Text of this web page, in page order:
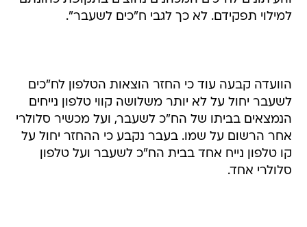
למילוי תפקידם. לא כך לגבי ח"כים לשעבר".
הוועדה קבעה עוד כי החזר הוצאות הטלפון לח"כים
לשעבר יחול על לא יותר משלושה קווי טלפון נייחים
הנמצאים בביתו של הח"כ לשעבר, ועל מכשיר סלולרי
אחר הרשום על שמו. בעבר נקבע כי ההחזר יחול על
קו טלפון נייח אחד בבית הח"כ לשעבר ועל טלפון
סלולרי אחד.